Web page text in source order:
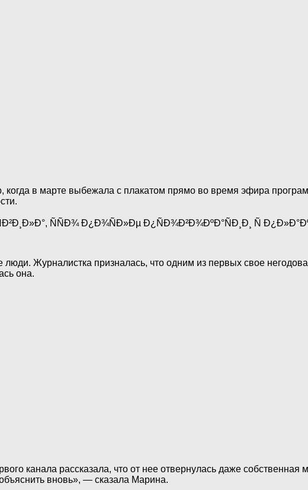
когда в марте выбежала с плакатом прямо во время эфира
люди. Журналистка призналась, что одним из первых свое
она.
канала рассказала, что от нее отвернулась даже собственная
вновь», — сказала Марина.